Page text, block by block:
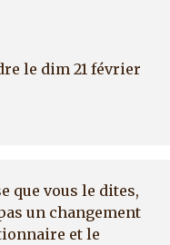
le dim 21 février
que vous le dites,
un changement
et le